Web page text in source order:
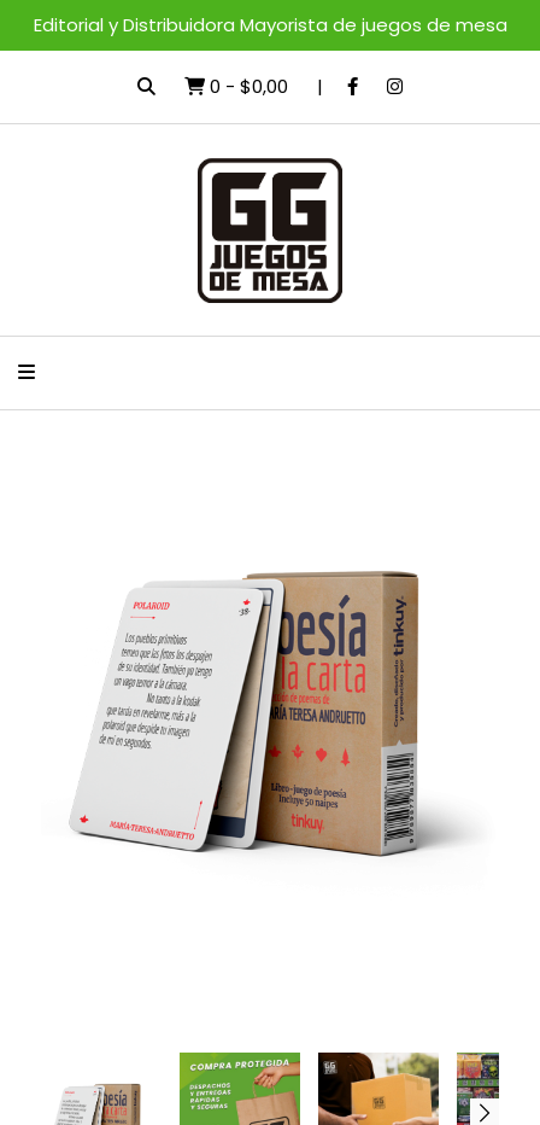
Editorial y Distribuidora Mayorista de juegos de mesa
0 - $0,00